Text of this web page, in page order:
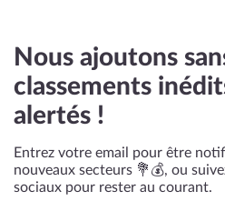
Nous ajoutons
classements
alertés !
Entrez votre email pour être
nouveaux secteurs 💐💰, ou
sociaux pour rester au courant.